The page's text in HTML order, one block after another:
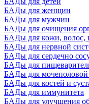
БАДы для женщин
БАДы для мужчин
БАДы для очищения
БАДы для кожи, волос,
БАДы для нервной
БАДы для сердечно
БАДы для
БАДы для мочеполовой
БАДы для костей и
БАДы для иммунитета
БАДы для улучшения